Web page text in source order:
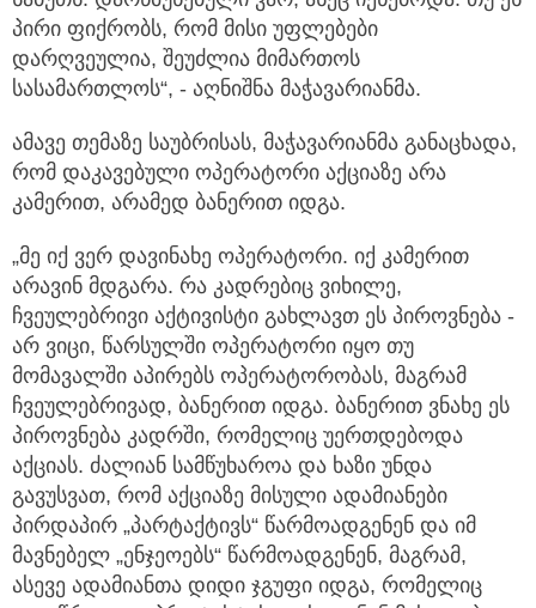
პირი ფიქრობს, რომ მისი უფლებები
დარღვეულია, შეუძლია მიმართოს
სასამართლოს“, - აღნიშნა მაჭავარიანმა.
ამავე თემაზე საუბრისას, მაჭავარიანმა განაცხადა,
რომ დაკავებული ოპერატორი აქციაზე არა
კამერით, არამედ ბანერით იდგა.
„მე იქ ვერ დავინახე ოპერატორი. იქ კამერით
არავინ მდგარა. რა კადრებიც ვიხილე,
ჩვეულებრივი აქტივისტი გახლავთ ეს პიროვნება -
არ ვიცი, წარსულში ოპერატორი იყო თუ
მომავალში აპირებს ოპერატორობას, მაგრამ
ჩვეულებრივად, ბანერით იდგა. ბანერით ვნახე ეს
პიროვნება კადრში, რომელიც უერთდებოდა
აქციას. ძალიან სამწუხაროა და ხაზი უნდა
გავუსვათ, რომ აქციაზე მისული ადამიანები
პირდაპირ „პარტაქტივს“ წარმოადგენენ და იმ
მავნებელ „ენჯეოებს“ წარმოადგენენ, მაგრამ,
ასევე ადამიანთა დიდი ჯგუფი იდგა, რომელიც